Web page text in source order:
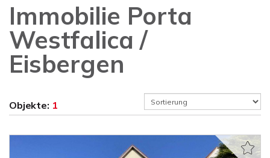
Immobilie Porta
Westfalica /
Eisbergen
Objekte: 1